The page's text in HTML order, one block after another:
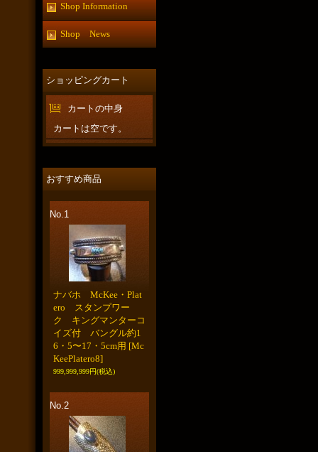
Shop Information
Shop News
ショッピングカート
カートの中身
カートは空です。
おすすめ商品
No.1
ナバホ McKee・Plat
ero スタンプワー
ク キングマンターコ
イズ付 バングル約1
6・5〜17・5cm用 [Mc
KeePlatero8]
999,999,999円(税込)
No.2